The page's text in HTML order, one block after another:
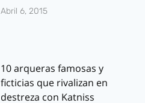
Abril 6, 2015
10 arqueras famosas y
ficticias que rivalizan en
destreza con Katniss